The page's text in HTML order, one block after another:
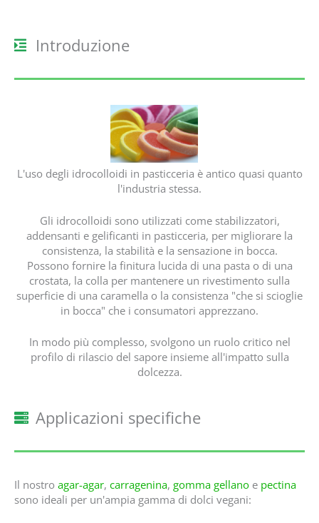
Introduzione
L'uso degli idrocolloidi in pasticceria è antico quasi quanto
l'industria stessa.
Gli idrocolloidi sono utilizzati come stabilizzatori,
addensanti e gelificanti in pasticceria, per migliorare la
consistenza, la stabilità e la sensazione in bocca.
Possono fornire la finitura lucida di una pasta o di una
crostata, la colla per mantenere un rivestimento sulla
superficie di una caramella o la consistenza "che si scioglie
in bocca" che i consumatori apprezzano.
In modo più complesso, svolgono un ruolo critico nel
profilo di rilascio del sapore insieme all'impatto sulla
dolcezza.
Applicazioni specifiche
Il nostro agar-agar, carragenina, gomma gellano e pectina
sono ideali per un'ampia gamma di dolci vegani: